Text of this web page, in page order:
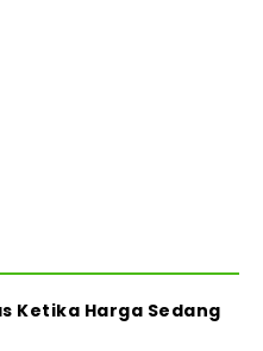
Ketika Harga Sedang